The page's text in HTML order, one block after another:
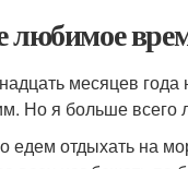
месяцев года
Но я больше всего
отдыхать на